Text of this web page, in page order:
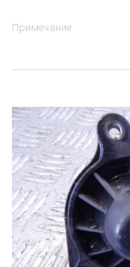
Примечание